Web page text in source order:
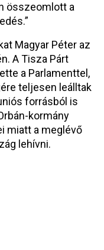
összeomlott a
Magyar Péter az
A Tisza Párt
a Parlamenttel,
teljesen leálltak
forrásból is
kormány
miatt a meglévő
lehívni.